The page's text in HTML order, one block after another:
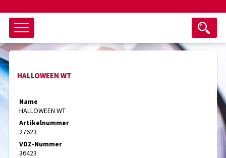
Objektsuche
als ganzes Wort suchen
nur Titel im Angebot
HALLOWEEN WT
Name
HALLOWEEN WT
Artikelnummer
27623
VDZ-Nummer
36423